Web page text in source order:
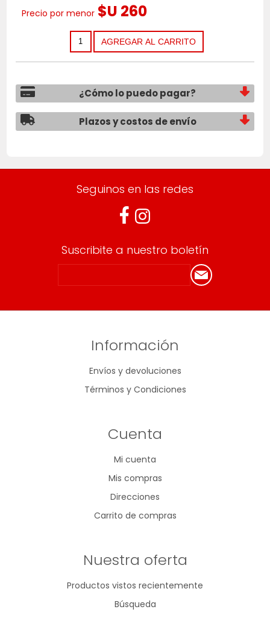
Precio por menor $U 260
¿Cómo lo puedo pagar?
Plazos y costos de envío
Seguinos en las redes
Suscribite a nuestro boletín
Información
Envíos y devoluciones
Términos y Condiciones
Cuenta
Mi cuenta
Mis compras
Direcciones
Carrito de compras
Nuestra oferta
Productos vistos recientemente
Búsqueda